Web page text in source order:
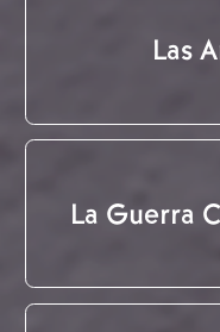
Las
La Guerra